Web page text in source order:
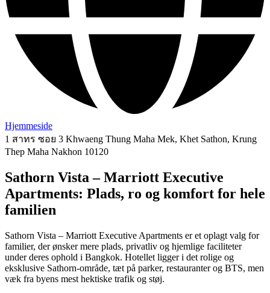
Hjemmeside
1 สาทร ซอย 3 Khwaeng Thung Maha Mek, Khet Sathon, Krung
Thep Maha Nakhon 10120
Sathorn Vista – Marriott Executive
Apartments: Plads, ro og komfort for hele
familien
Sathorn Vista – Marriott Executive Apartments er et oplagt valg for
familier, der ønsker mere plads, privatliv og hjemlige faciliteter
under deres ophold i Bangkok. Hotellet ligger i det rolige og
eksklusive Sathorn-område, tæt på parker, restauranter og BTS, men
væk fra byens mest hektiske trafik og støj.